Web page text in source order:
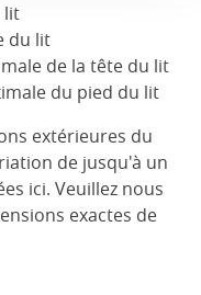
lit
du lit
de la tête du lit
du pied du lit
extérieures du
de jusqu'à un
ici. Veuillez nous
exactes de